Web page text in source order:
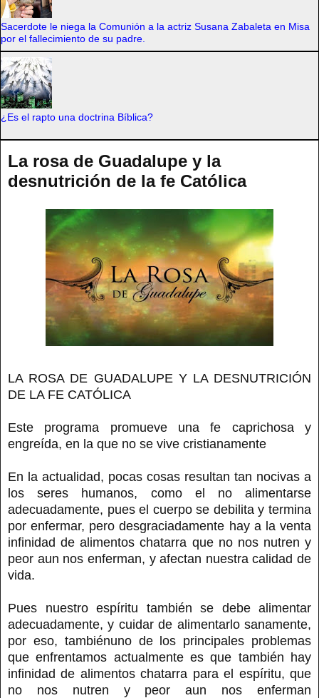
Sacerdote le niega la Comunión a la actriz Susana Zabaleta en Misa
por el fallecimiento de su padre.
¿Es el rapto una doctrina Bíblica?
La rosa de Guadalupe y la
desnutrición de la fe Católica
LA ROSA DE GUADALUPE Y LA DESNUTRICIÓN
DE LA FE CATÓLICA
Este programa promueve una fe caprichosa y
engreída, en la que no se vive cristianamente
En la actualidad, pocas cosas resultan tan nocivas a
los seres humanos, como el no alimentarse
adecuadamente, pues el cuerpo se debilita y termina
por enfermar, pero desgraciadamente hay a la venta
infinidad de alimentos chatarra que no nos nutren y
peor aun nos enferman, y afectan nuestra calidad de
vida.
Pues nuestro espíritu también se debe alimentar
adecuadamente, y cuidar de alimentarlo sanamente,
por eso, tambiénuno de los principales problemas
que enfrentamos actualmente es que también hay
infinidad de alimentos chatarra para el espíritu, que
no nos nutren y peor aun nos enferman